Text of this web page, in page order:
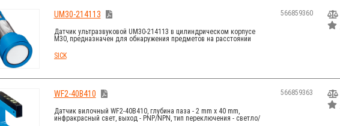
UM30-214113
Датчик ультразвуковой UM30-214113 в цилиндрическом корпусе
M30, предназначен для обнаружения предметов на расстоянии
pin, тип выхода - токовый.
SICK
566859360
WF2-40B410
Датчик вилочный WF2-40B410, глубина паза - 2 mm х 40 mm,
инфракрасный свет, выход - PNP/NPN, тип переключения - светло/
566859363